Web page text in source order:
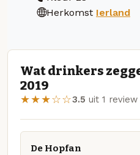
Herkomst Ierland
Wat drinkers
2019
★★★☆☆3.5 uit 1 review
De Hopfan